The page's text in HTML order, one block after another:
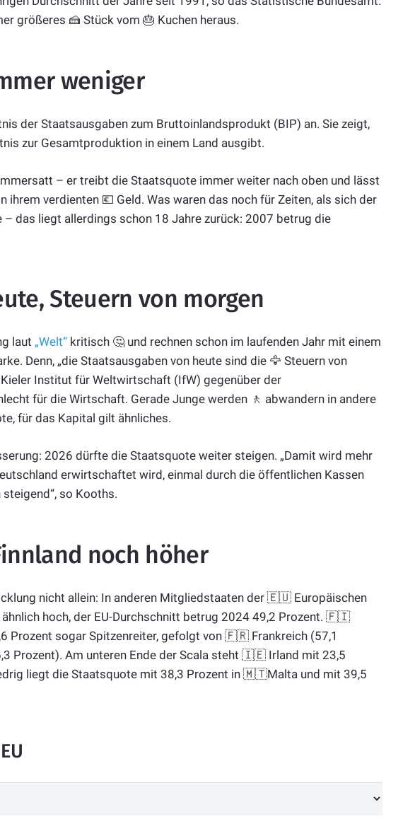
größeres 🍰 Stück vom 🎂 Kuchen heraus.
weniger
der Staatsausgaben zum Bruttoinlandsprodukt (BIP) an. Sie zeigt,
zur Gesamtproduktion in einem Land ausgibt.
– er treibt die Staatsquote immer weiter nach oben und lässt
ihrem verdienten 💶 Geld. Was waren das noch für Zeiten, als sich der
das liegt allerdings schon 18 Jahre zurück: 2007 betrug die
Steuern von morgen
laut „Welt“ kritisch 🤔 und rechnen schon im laufenden Jahr mit einem
Denn, „die Staatsausgaben von heute sind die 🦅 Steuern von
Institut für Weltwirtschaft (IfW) gegenüber der
für die Wirtschaft. Gerade Junge werden 🚶 abwandern in andere
für das Kapital gilt ähnliches.
2026 dürfte die Staatsquote weiter steigen. „Damit wird mehr
erwirtschaftet wird, einmal durch die öffentlichen Kassen
so Kooths.
noch höher
nicht allein: In anderen Mitgliedstaaten der 🇪🇺 Europäischen
hoch, der EU-Durchschnitt betrug 2024 49,2 Prozent. 🇫🇮
Prozent sogar Spitzenreiter, gefolgt von 🇫🇷 Frankreich (57,1
Prozent). Am unteren Ende der Scala steht 🇮🇪 Irland mit 23,5
liegt die Staatsquote mit 38,3 Prozent in 🇲🇹Malta und mit 39,5